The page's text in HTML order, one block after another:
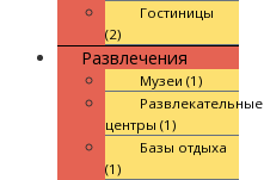
Гостиницы
(2)
Развлечения
Музеи (1)
Развлекательные
центры (1)
Базы отдыха
(1)